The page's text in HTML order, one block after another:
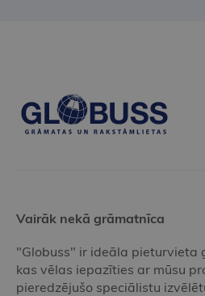
Vairāk nekā grāmatnīca
"Globuss" ir ideāla pieturvieta
kas vēlas iepazīties ar mūsu
pieredzējušo speciālistu